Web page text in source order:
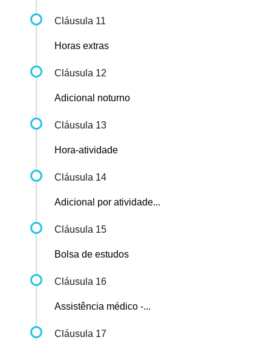
Cláusula 11
Horas extras
Cláusula 12
Adicional noturno
Cláusula 13
Hora-atividade
Cláusula 14
Adicional por atividade...
Cláusula 15
Bolsa de estudos
Cláusula 16
Assistência médico -...
Cláusula 17